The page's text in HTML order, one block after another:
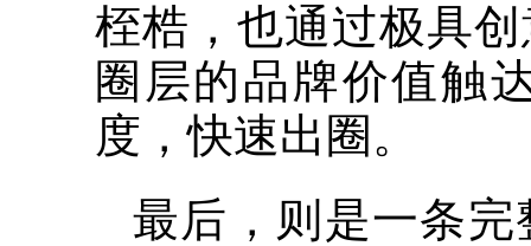
桎梏，也通过极具
圈层的品牌价值触
度，快速出圈。
最后，则是一条